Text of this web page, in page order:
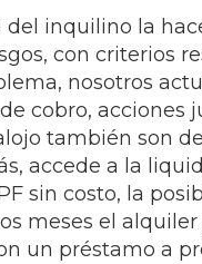
del inquilino la
con criterios
nosotros
cobro, acciones
también son
accede a la
sin costo, la
meses el
un préstamo a